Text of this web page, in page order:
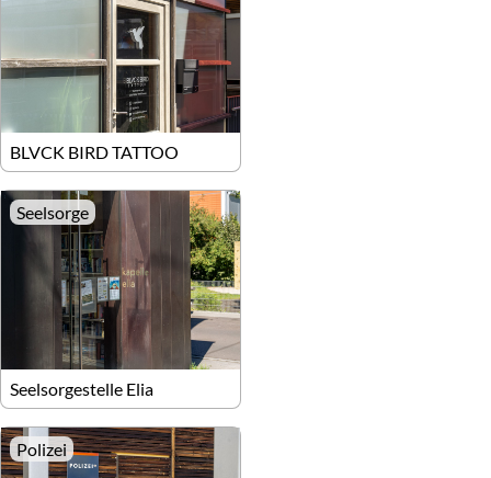
BLVCK BIRD TATTOO
Seelsorge
Seelsorgestelle Elia
Polizei